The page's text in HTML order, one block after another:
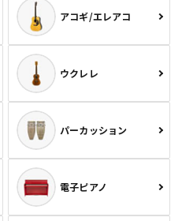
アコギ/エレアコ
ウクレレ
パーカッション
電子ピアノ